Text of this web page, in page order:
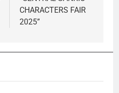
CHARACTERS FAIR
2025”